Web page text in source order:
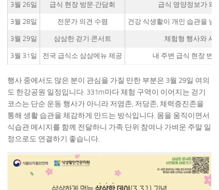
3월 26일 급식 현장 방문·간담회 급식 영양정보가 왜
3월 28일 전문가 의견 수렴 건강 식생활이 개인 습관을
3월 29일 삼삼한 걷기·콘서트 체험형 행사와 시
3월 31일 전국 급식소 삼삼메뉴 제공 내 주변 급식 현장 변
행사 중에서도 많은 분이 관심을 가질 만한 부분은 3월 29일 여의
도 한강공원 일정입니다. 331m마다 체험 구역이 이어지는 걷기
코스는 단순 운동 행사가 아니라 저염존, 저당존, 체력증진존을
통해 생활 습관을 체감하게 만드는 방식입니다. 몸을 움직이면서
식습관 메시지를 함께 전달하니 가족 단위 참여나 가벼운 주말 일
정으로도 연결하기 좋습니다.